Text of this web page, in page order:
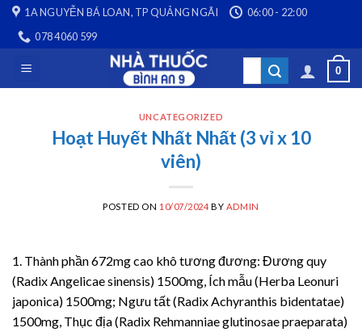
Skip
content
1A NGUYỄN BÁ LOAN, TP QUẢNG NGÃI
06:00 - 22:00
078 4060 599
Search
0
UNCATEGORIZED
Hoạt Huyết Nhất Nhất (3 vỉ x 10
viên)
POSTED ON 10/07/2024 BY ADMIN
1. Thành phần 672mg cao khô tương đương: Đương quy
(Radix Angelicae sinensis) 1500mg, Ích mẫu (Herba Leonuri
japonica) 1500mg; Ngưu tất (Radix Achyranthis bidentatae)
1500mg, Thục địa (Radix Rehmanniae glutinosae praeparata)